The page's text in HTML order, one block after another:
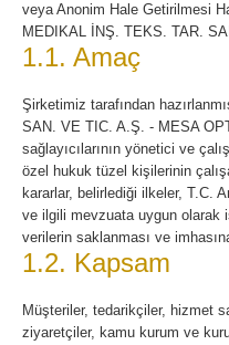
veya Anonim Hale Getirilmesi
MEDIKAL İNŞ. TEKS. TAR.
1.1. Amaç
Şirketimiz tarafından
SAN. VE TIC. A.Ş. - MESA
sağlayıcılarının yönetici ve
özel hukuk tüzel kişilerinin
kararlar, belirlediği ilkeler, T.C.
ve ilgili mevzuata uygun olarak
verilerin saklanması ve
1.2. Kapsam
Müşteriler, tedarikçiler, hizmet
ziyaretçiler, kamu kurum ve